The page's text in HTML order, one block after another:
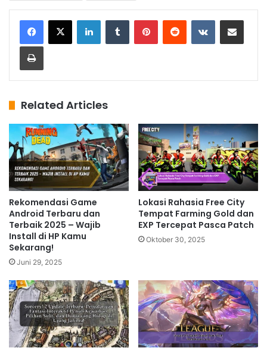
Related Articles
Rekomendasi Game
Android Terbaru dan
Terbaik 2025 – Wajib
Install di HP Kamu
Sekarang!
Juni 29, 2025
Lokasi Rahasia Free City
Tempat Farming Gold dan
EXP Tercepat Pasca Patch
Oktober 30, 2025